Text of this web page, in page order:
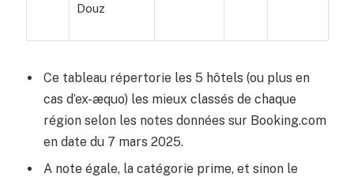
Douz
Ce tableau répertorie les 5 hôtels (ou plus en
cas d’ex-æquo) les mieux classés de chaque
région selon les notes données sur Booking.com
en date du 7 mars 2025.
A note égale, la catégorie prime, et sinon le